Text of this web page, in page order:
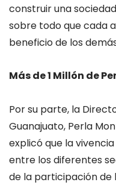
construir una
sobre todo que cada
beneficio de los
Más de 1 Millón de
Por su parte, la
Guanajuato, Perla
explicó que la
entre los diferentes
de la participación de